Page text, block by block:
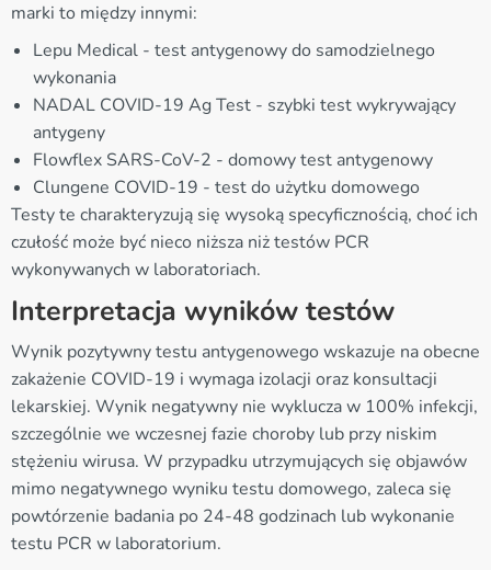
marki to między innymi:
Lepu Medical - test antygenowy do samodzielnego
wykonania
NADAL COVID-19 Ag Test - szybki test wykrywający
antygeny
Flowflex SARS-CoV-2 - domowy test antygenowy
Clungene COVID-19 - test do użytku domowego
Testy te charakteryzują się wysoką specyficznością, choć ich
czułość może być nieco niższa niż testów PCR
wykonywanych w laboratoriach.
Interpretacja wyników testów
Wynik pozytywny testu antygenowego wskazuje na obecne
zakażenie COVID-19 i wymaga izolacji oraz konsultacji
lekarskiej. Wynik negatywny nie wyklucza w 100% infekcji,
szczególnie we wczesnej fazie choroby lub przy niskim
stężeniu wirusa. W przypadku utrzymujących się objawów
mimo negatywnego wyniku testu domowego, zaleca się
powtórzenie badania po 24-48 godzinach lub wykonanie
testu PCR w laboratorium.